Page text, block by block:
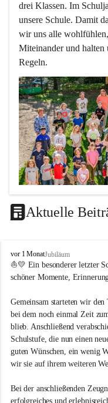
drei Klassen. Im
unsere Schule. Damit
wir uns alle
Miteinander und halten
Regeln.
Unterrichtsqualität
Es ist uns wichtig …
durch das Angebot
ein motiviertes
Grundtechniken zu
die Selbsttätigkeit
dass die
durch ein Angebot
Erholungsbereiche
Aktuelle
V
o
l
s
s
c
h
u
l
e
t
vor 1 MonatJubiläum
⛵💛 Ein besonderer letzter
schöner Momente,
Gemeinsam starteten wir
bei dem noch einmal Zeit
blieb. Anschließend
Schulstufe, die nun einen
guten Wünschen, ein wenig
wir sie auf ihrem weiteren
Bei der anschließenden
erfolgreiches und